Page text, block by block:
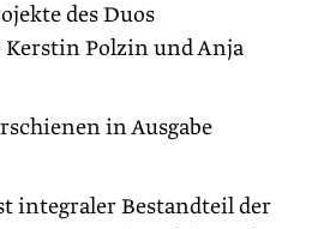
des Duos
Polzin und Anja
in Ausgabe
integraler Bestandteil der